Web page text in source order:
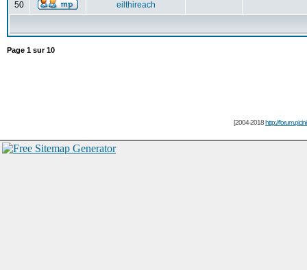
50 eilthireach
Page 1 sur10
[2004-2018http://